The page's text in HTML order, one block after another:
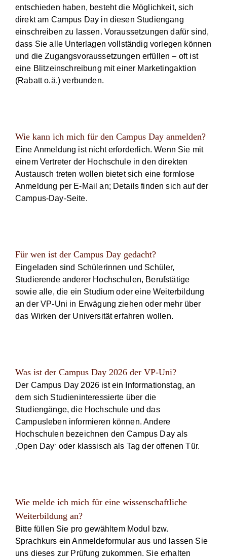
entschieden haben, besteht die Möglichkeit, sich
direkt am Campus Day in diesen Studiengang
einschreiben zu lassen. Voraussetzungen dafür sind,
dass Sie alle Unterlagen vollständig vorlegen können
und die Zugangsvoraussetzungen erfüllen – oft ist
eine Blitzeinschreibung mit einer Marketingaktion
(Rabatt o.ä.) verbunden.
Wie kann ich mich für den Campus Day anmelden?
Eine Anmeldung ist nicht erforderlich. Wenn Sie mit
einem Vertreter der Hochschule in den direkten
Austausch treten wollen bietet sich eine formlose
Anmeldung per E‑Mail an; Details finden sich auf der
Campus-Day-Seite.
Für wen ist der Campus Day gedacht?
Eingeladen sind Schülerinnen und Schüler,
Studierende anderer Hochschulen, Berufstätige
sowie alle, die ein Studium oder eine Weiterbildung
an der VP-Uni in Erwägung ziehen oder mehr über
das Wirken der Universität erfahren wollen.
Was ist der Campus Day 2026 der VP-Uni?
Der Campus Day 2026 ist ein Informationstag, an
dem sich Studieninteressierte über die
Studiengänge, die Hochschule und das
Campusleben informieren können. Andere
Hochschulen bezeichnen den Campus Day als
‚Open Day‘ oder klassisch als Tag der offenen Tür.
Wie melde ich mich für eine wissenschaftliche
Weiterbildung an?
Bitte füllen Sie pro gewähltem Modul bzw.
Sprachkurs ein Anmeldeformular aus und lassen Sie
uns dieses zur Prüfung zukommen. Sie erhalten